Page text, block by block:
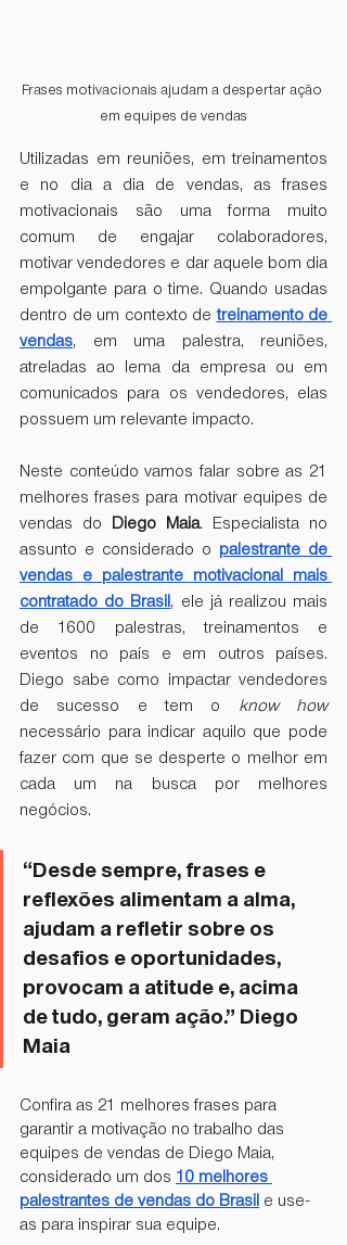
Frases motivacionais ajudam a despertar ação
em equipes de vendas
Utilizadas em reuniões, em treinamentos
e no dia a dia de vendas, as frases
motivacionais são uma forma muito
comum de engajar colaboradores,
motivar vendedores e dar aquele bom dia
empolgante para o time. Quando usadas
dentro de um contexto de treinamento de
vendas, em uma palestra, reuniões,
atreladas ao lema da empresa ou em
comunicados para os vendedores, elas
possuem um relevante impacto.
Neste conteúdo vamos falar sobre as 21
melhores frases para motivar equipes de
vendas do Diego Maia. Especialista no
assunto e considerado o palestrante de
vendas e palestrante motivacional mais
contratado do Brasil, ele já realizou mais
de 1600 palestras, treinamentos e
eventos no país e em outros países.
Diego sabe como impactar vendedores
de sucesso e tem o know how
necessário para indicar aquilo que pode
fazer com que se desperte o melhor em
cada um na busca por melhores
negócios.
“Desde sempre, frases e
reflexões alimentam a alma,
ajudam a refletir sobre os
desafios e oportunidades,
provocam a atitude e, acima
de tudo, geram ação.” Diego
Maia
Confira as 21 melhores frases para
garantir a motivação no trabalho das
equipes de vendas de Diego Maia,
considerado um dos 10 melhores
palestrantes de vendas do Brasil e use-
as para inspirar sua equipe.